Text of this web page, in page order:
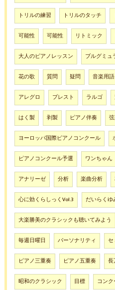
トリルの練習 トリルのタッチ
可能性 可能性 リトミック
大人のピアノレッスン ブルグミュ
花の歌 質問 疑問 音楽用語
アレグロ プレスト ラルゴ
はく製 剥製 ピアノ伴奏
ヨーロッパ国際ピアノコンクール
ピアノコンクール予選 ワンちゃん
アナリーゼ 分析 楽曲分析
心に効くらしっくVol.3 だいらくゆ
大楽勝美のクラシックも聴いてみよう
毎週日曜日 パーソナリティ セ
ピアノ三重奏 ピアノ五重奏 長
昭和のクラシック 目標 コン